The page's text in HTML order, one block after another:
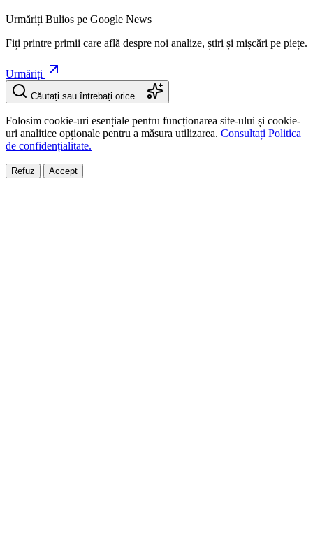
Urmăriți Bulios pe Google News
Fiți printre primii care află despre noi analize, știri și mișcări pe piețe.
Urmăriți
Căutați sau întrebați orice…
Folosim cookie-uri esențiale pentru funcționarea site-ului și cookie-
uri analitice opționale pentru a măsura utilizarea. Consultați Politica
de confidențialitate.
Refuz Accept